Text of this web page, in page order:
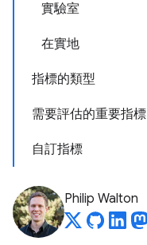
實驗室
在實地
指標的類型
需要評估的重要指標
自訂指標
Philip Walton